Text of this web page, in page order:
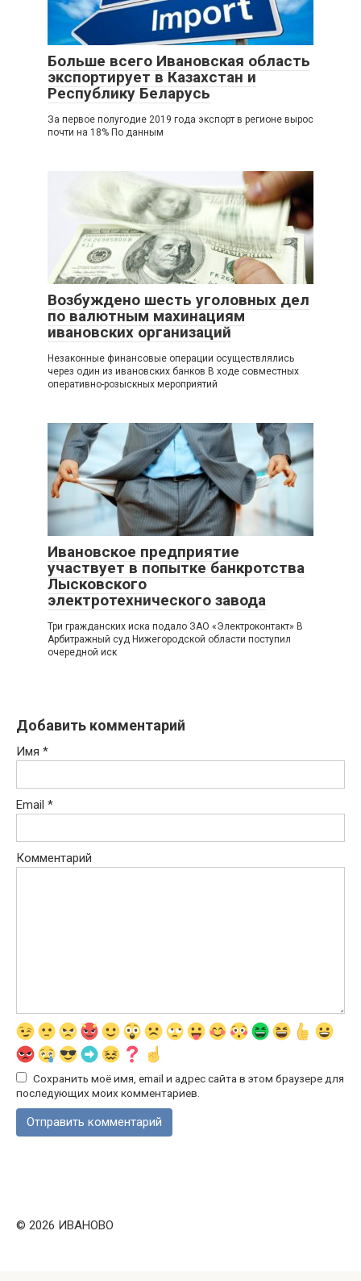
Больше всего Ивановская область
экспортирует в Казахстан и
Республику Беларусь
За первое полугодие 2019 года экспорт в регионе вырос
почти на 18% По данным
Возбуждено шесть уголовных дел
по валютным махинациям
ивановских организаций
Незаконные финансовые операции осуществлялись
через один из ивановских банков В ходе совместных
оперативно-розыскных мероприятий
Ивановское предприятие
участвует в попытке банкротства
Лысковского
электротехнического завода
Три гражданских иска подало ЗАО «Электроконтакт» В
Арбитражный суд Нижегородской области поступил
очередной иск
Добавить комментарий
Имя *
Email *
Комментарий
Сохранить моё имя, email и адрес сайта в этом браузере для
последующих моих комментариев.
© 2026 ИВАНОВО